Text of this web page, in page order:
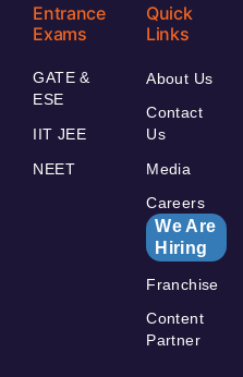
Entrance
Exams
GATE &
ESE
IIT JEE
NEET
Quick
Links
About Us
Contact
Us
Media
Careers
We Are
Hiring
Franchise
Content
Partner